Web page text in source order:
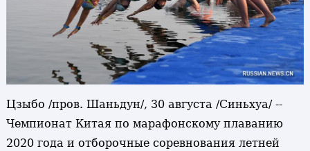
Цзыбо /пров. Шаньдун/, 30 августа /Синьхуа/ --
Чемпионат Китая по марафонскому плаванию
2020 года и отборочные соревнования летней